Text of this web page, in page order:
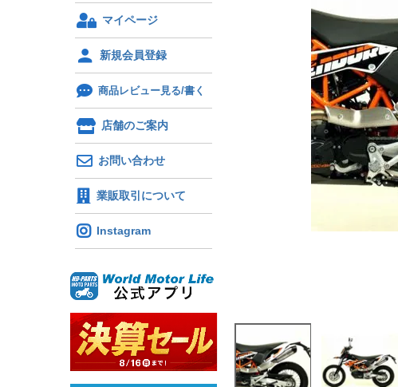
マイページ
新規会員登録
商品レビュー見る/書く
店舗のご案内
お問い合わせ
業販取引について
Instagram